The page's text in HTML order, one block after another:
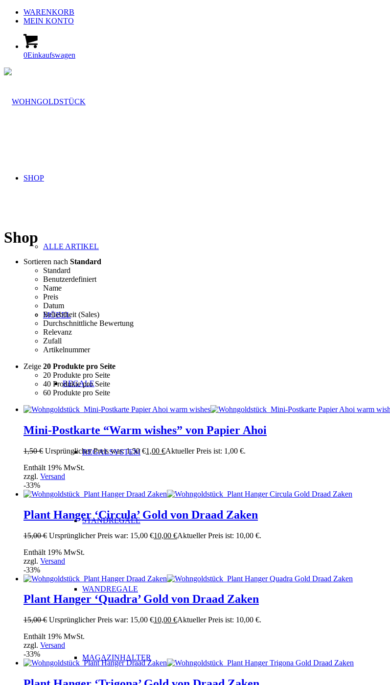
WARENKORB
MEIN KONTO
0Einkaufswagen
SHOP
ALLE ARTIKEL
MÖBEL
REGALE
REGALSYSTEM
STANDREGALE
WANDREGALE
MAGAZINHALTER
Shop
Sortieren nach Standard
Standard
Benutzerdefiniert
Name
Preis
Datum
Beliebtheit (Sales)
Durchschnittliche Bewertung
Relevanz
Zufall
Artikelnummer
Zeige 20 Produkte pro Seite
20 Produkte pro Seite
40 Produkte pro Seite
60 Produkte pro Seite
Mini-Postkarte “Warm wishes” von Papier Ahoi
1,50€ Ursprünglicher Preis war: 1,50 €1,00 €Aktueller Preis ist: 1,00 €.
Enthält 19% MwSt.
zzgl. Versand
-33%
Plant Hanger ‘Circula’ Gold von Draad Zaken
15,00€ Ursprünglicher Preis war: 15,00 €10,00 €Aktueller Preis ist: 10,00 €.
Enthält 19% MwSt.
zzgl. Versand
-33%
Plant Hanger ‘Quadra’ Gold von Draad Zaken
15,00€ Ursprünglicher Preis war: 15,00 €10,00 €Aktueller Preis ist: 10,00 €.
Enthält 19% MwSt.
zzgl. Versand
-33%